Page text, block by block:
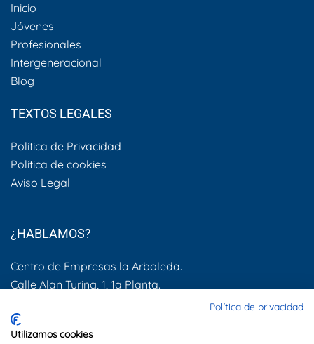
Inicio
Jóvenes
Profesionales
Intergeneracional
Blog
TEXTOS LEGALES
Política de Privacidad
Política de cookies
Aviso Legal
¿HABLAMOS?
Centro de Empresas la Arboleda.
Calle Alan Turing, 1, 1a Planta.
600 505 083
Política de privacidad
Utilizamos cookies